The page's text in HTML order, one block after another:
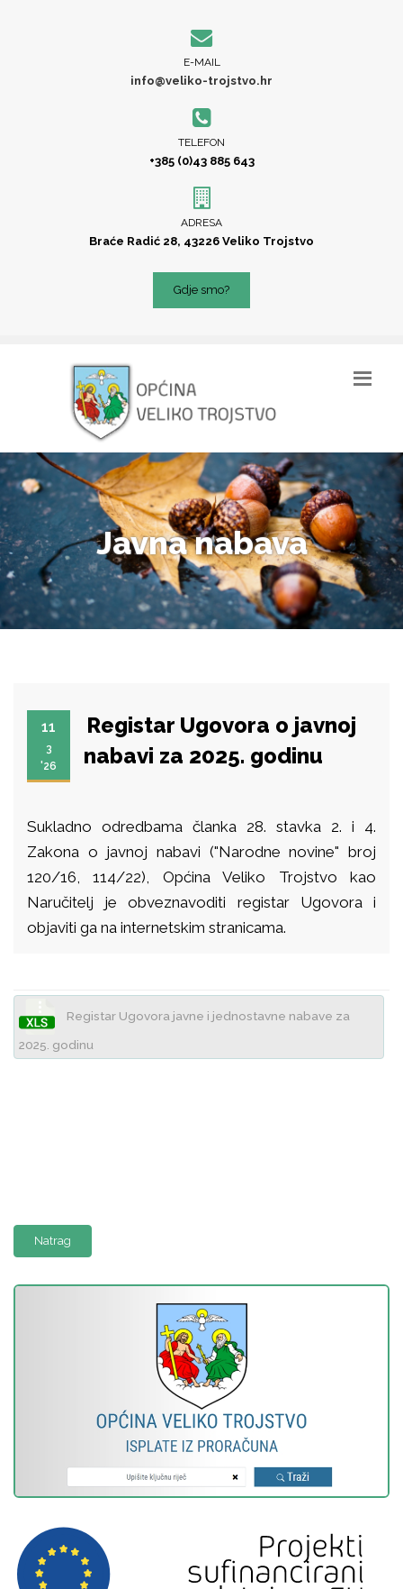
E-MAIL
info@veliko-trojstvo.hr
TELEFON
+385 (0)43 885 643
ADRESA
Braće Radić 28, 43226 Veliko Trojstvo
Gdje smo?
Javna nabava
11
3
'26
Registar Ugovora o javnoj
nabavi za 2025. godinu
Sukladno odredbama članka 28. stavka 2. i 4.
Zakona o javnoj nabavi ("Narodne novine" broj
120/16, 114/22), Općina Veliko Trojstvo kao
Naručitelj je obveznavoditi registar Ugovora i
objaviti ga na internetskim stranicama.
Registar Ugovora javne i jednostavne nabave za
2025. godinu
Natrag